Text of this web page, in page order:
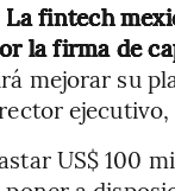
La fintech
la firma de
mejorar su
ejecutivo,
US$ 100